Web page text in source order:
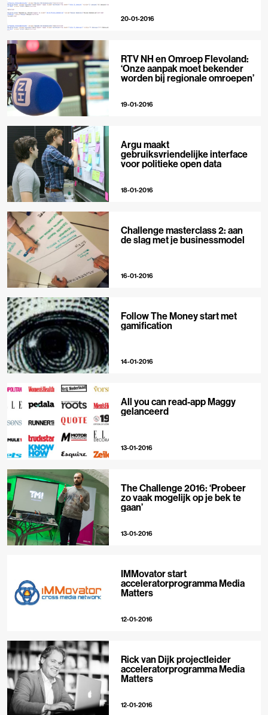
20-01-2016
RTV NH en Omroep Flevoland:
‘Onze aanpak moet bekender
worden bij regionale omroepen’
19-01-2016
Argu maakt
gebruiksvriendelijke interface
voor politieke open data
18-01-2016
Challenge masterclass 2: aan
de slag met je businessmodel
16-01-2016
Follow The Money start met
gamification
14-01-2016
All you can read-app Maggy
gelanceerd
13-01-2016
The Challenge 2016: ‘Probeer
zo vaak mogelijk op je bek te
gaan’
13-01-2016
IMMovator start
acceleratorprogramma Media
Matters
12-01-2016
Rick van Dijk projectleider
acceleratorprogramma Media
Matters
12-01-2016